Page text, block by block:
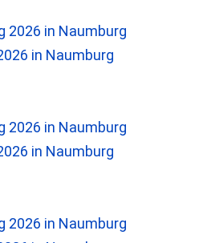
in Naumburg
in Naumburg